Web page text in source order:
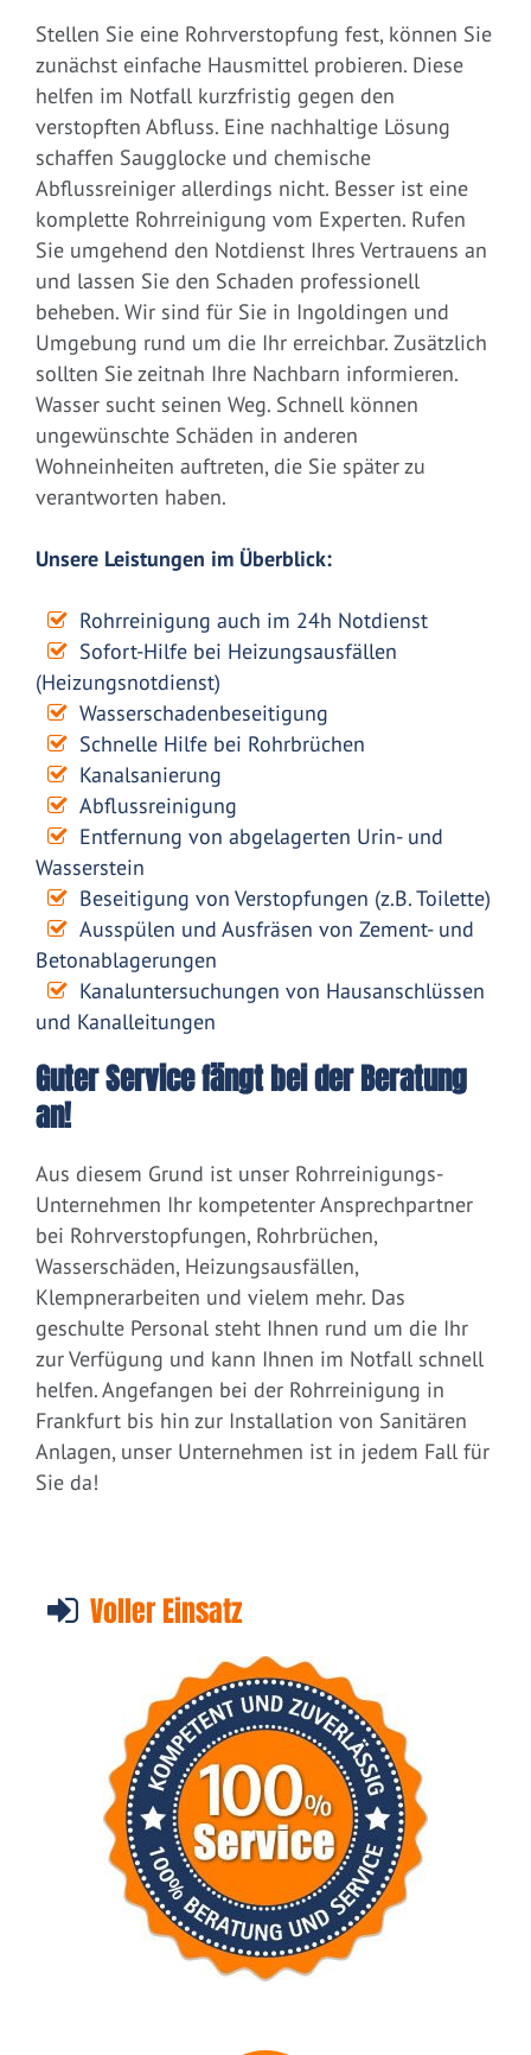
Stellen Sie eine Rohrverstopfung fest, können Sie
zunächst einfache Hausmittel probieren. Diese
helfen im Notfall kurzfristig gegen den
verstopften Abfluss. Eine nachhaltige Lösung
schaffen Saugglocke und chemische
Abflussreiniger allerdings nicht. Besser ist eine
komplette Rohrreinigung vom Experten. Rufen
Sie umgehend den Notdienst Ihres Vertrauens an
und lassen Sie den Schaden professionell
beheben. Wir sind für Sie in Ingoldingen und
Umgebung rund um die Ihr erreichbar. Zusätzlich
sollten Sie zeitnah Ihre Nachbarn informieren.
Wasser sucht seinen Weg. Schnell können
ungewünschte Schäden in anderen
Wohneinheiten auftreten, die Sie später zu
verantworten haben.
Unsere Leistungen im Überblick:
Rohrreinigung auch im 24h Notdienst
Sofort-Hilfe bei Heizungsausfällen
(Heizungsnotdienst)
Wasserschadenbeseitigung
Schnelle Hilfe bei Rohrbrüchen
Kanalsanierung
Abflussreinigung
Entfernung von abgelagerten Urin- und
Wasserstein
Beseitigung von Verstopfungen (z.B. Toilette)
Ausspülen und Ausfräsen von Zement- und
Betonablagerungen
Kanaluntersuchungen von Hausanschlüssen
und Kanalleitungen
Guter Service fängt bei der Beratung
an!
Aus diesem Grund ist unser Rohrreinigungs-
Unternehmen Ihr kompetenter Ansprechpartner
bei Rohrverstopfungen, Rohrbrüchen,
Wasserschäden, Heizungsausfällen,
Klempnerarbeiten und vielem mehr. Das
geschulte Personal steht Ihnen rund um die Ihr
zur Verfügung und kann Ihnen im Notfall schnell
helfen. Angefangen bei der Rohrreinigung in
Frankfurt bis hin zur Installation von Sanitären
Anlagen, unser Unternehmen ist in jedem Fall für
Sie da!
Voller Einsatz